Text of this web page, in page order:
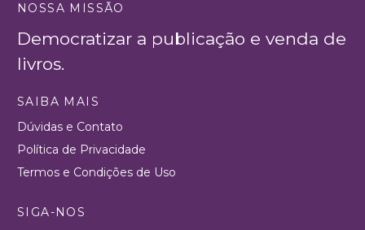
NOSSA MISSÃO
Democratizar a publicação e venda de
livros.
SAIBA MAIS
Dúvidas e Contato
Política de Privacidade
Termos e Condições de Uso
SIGA-NOS